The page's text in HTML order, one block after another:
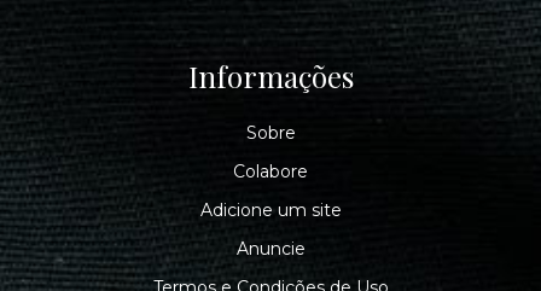
Informações
Sobre
Colabore
Adicione um site
Anuncie